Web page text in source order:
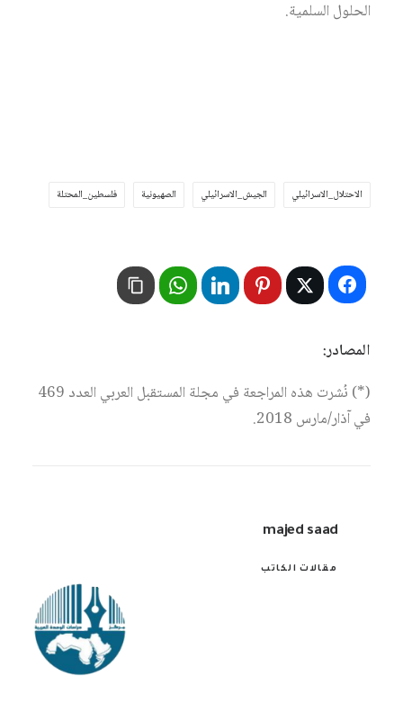
الحلول السلمية.
الاحتلال_الاسرائيلي الجيش_الاسرائيلي الصهيونية فلسطين_المحتلة
المصادر:
(*) نُشرت هذه المراجعة في مجلة المستقبل العربي العدد 469
في آذار/مارس 2018.
majed saad
مقالات الكاتب